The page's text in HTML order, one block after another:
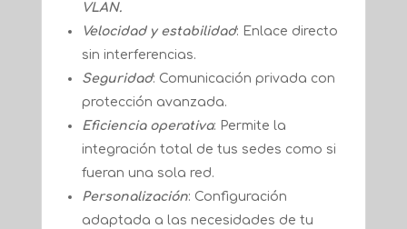
VLAN.
Velocidad y estabilidad: Enlace directo
sin interferencias.
Seguridad: Comunicación privada con
protección avanzada.
Eficiencia operativa: Permite la
integración total de tus sedes como si
fueran una sola red.
Personalización: Configuración
adaptada a las necesidades de tu